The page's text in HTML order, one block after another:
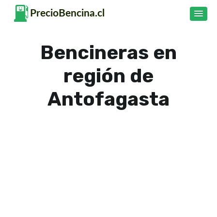
Bencineras en
región de
Antofagasta